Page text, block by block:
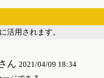
活用されます。
ん 2021/04/09 18:34